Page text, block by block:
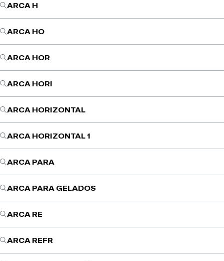
ARCA H
ARCA HO
ARCA HOR
ARCA HORI
ARCA HORIZONTAL
ARCA HORIZONTAL 1
ARCA PARA
ARCA PARA GELADOS
ARCA RE
ARCA REFR